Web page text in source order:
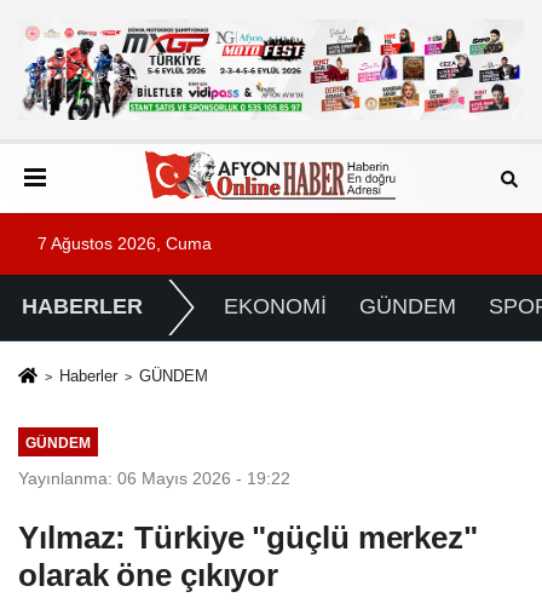
7 Ağustos 2026, Cuma
HABERLER EKONOMİ GÜNDEM
Haberler GÜNDEM
GÜNDEM
Yayınlanma: 06 Mayıs 2026 - 19:22
Yılmaz: Türkiye "güçlü merkez"
olarak öne çıkıyor